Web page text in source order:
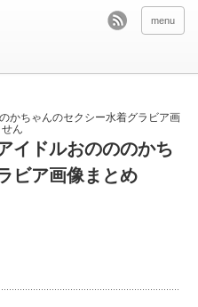
menu
かちゃんのセクシー水着グラビア画
ん
イドルおのののかち
ビア画像まとめ